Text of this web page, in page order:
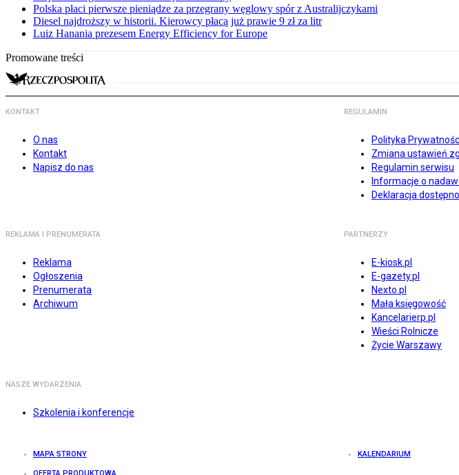
Polska płaci pierwsze pieniądze za przegrany węglowy spór z Australijczykami
Diesel najdroższy w historii. Kierowcy płacą już prawie 9 zł za litr
Luiz Hanania prezesem Energy Efficiency for Europe
Promowane treści
KONTAKT
O nas
Kontakt
Napisz do nas
REGULAMIN
Polityka
Zmiana ustawień
Regulamin serwisu
Informacje o
Deklaracja
REKLAMA I PRENUMERATA
Reklama
Ogłoszenia
Prenumerata
Archiwum
PARTNERZY
E-kiosk.pl
E-gazety.pl
Nexto.pl
Mała księgowość
Kancelarierp.pl
Wieści Rolnicze
Życie Warszawy
NASZE WYDARZENIA
Szkolenia i konferencje
MAPA STRONY KALENDARIUM